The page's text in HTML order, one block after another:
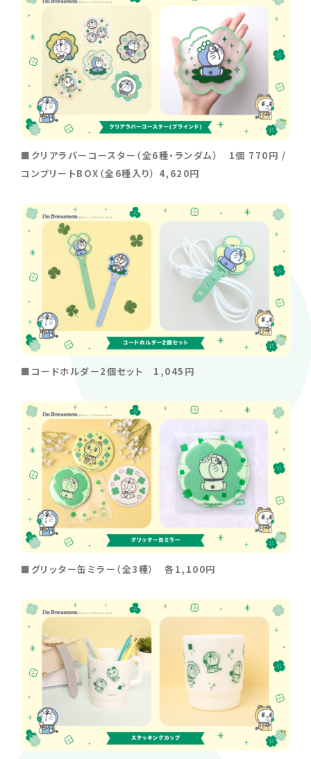
■クリアラバーコースター（全6種・ランダム） 1個 770円 /
コンプリートBOX（全6種入り） 4,620円
■コードホルダー2個セット 1,045円
■グリッター缶ミラー（全3種） 各1,100円